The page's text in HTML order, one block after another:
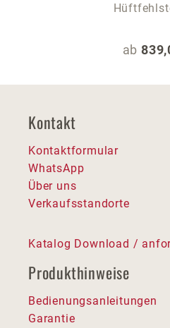
ab
Kontakt
Kontaktformular
WhatsApp
Über uns
Verkaufsstandorte
Katalog Download /
Produkthinweise
Bedienungsanleitungen
Garantie